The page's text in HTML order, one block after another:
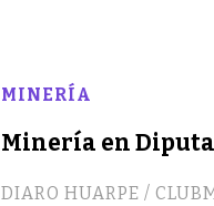
Minería en
DIARO HUARPE /
MINERÍA